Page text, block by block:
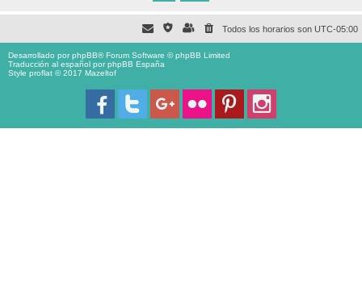
Todos los horarios son UTC-05:00
Desarrollado porphpBB® Forum Software © phpBB Limited
Traducción al español porphpBB España
Style proflat © 2017 Mazeltof